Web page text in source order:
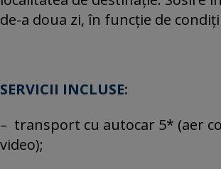
de-a doua zi, în funcție de
SERVICII INCLUSE:
– transport cu autocar 5* (aer
video);